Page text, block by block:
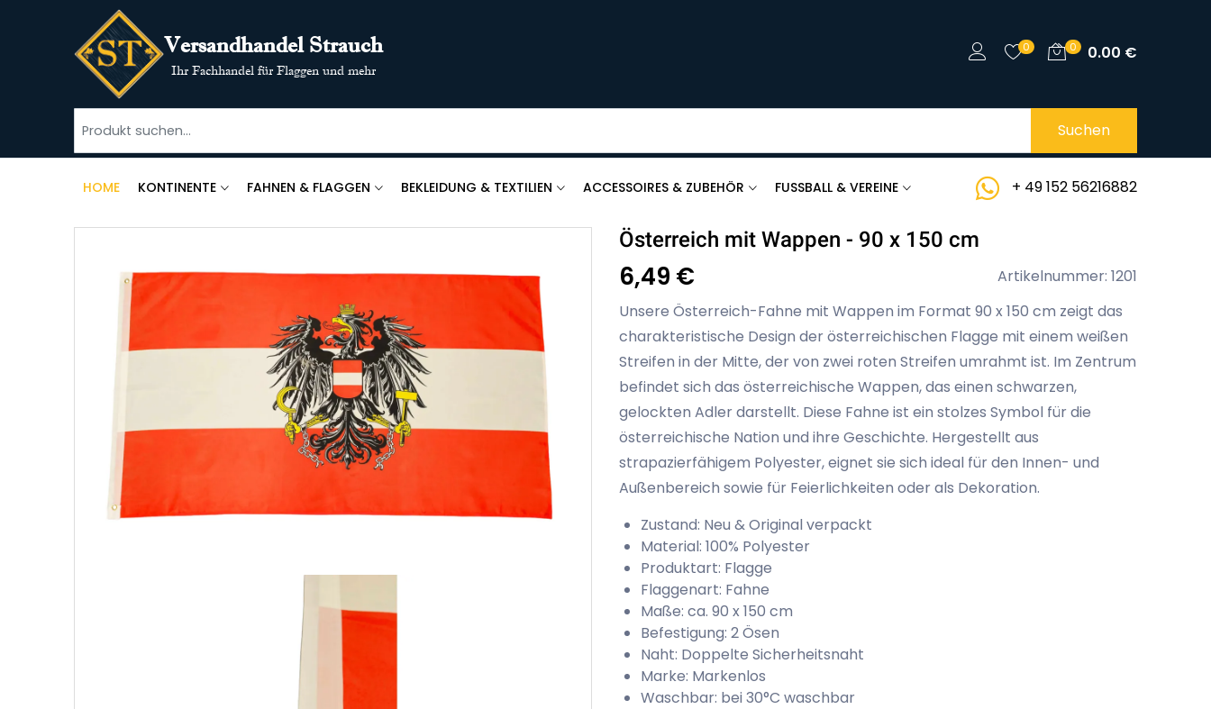
Versandhandel Strauch
Ihr Fachhandel für Flaggen und mehr
0 0 0.00 €
Suchen
HOME KONTINENTE FAHNEN & FLAGGEN BEKLEIDUNG & TEXTILIEN ACCESSOIRES & ZUBEHÖR FUSSBALL & VEREINE + 49 152 56216882
Österreich mit Wappen - 90 x 150 cm
6,49 €
Artikelnummer: 1201
Unsere Österreich-Fahne mit Wappen im Format 90 x 150 cm zeigt das
charakteristische Design der österreichischen Flagge mit einem weißen
Streifen in der Mitte, der von zwei roten Streifen umrahmt ist. Im Zentrum
befindet sich das österreichische Wappen, das einen schwarzen,
gelockten Adler darstellt. Diese Fahne ist ein stolzes Symbol für die
österreichische Nation und ihre Geschichte. Hergestellt aus
strapazierfähigem Polyester, eignet sie sich ideal für den Innen- und
Außenbereich sowie für Feierlichkeiten oder als Dekoration.
Zustand: Neu & Original verpackt
Material: 100% Polyester
Produktart: Flagge
Flaggenart: Fahne
Maße: ca. 90 x 150 cm
Befestigung: 2 Ösen
Naht: Doppelte Sicherheitsnaht
Marke: Markenlos
Waschbar: bei 30°C waschbar